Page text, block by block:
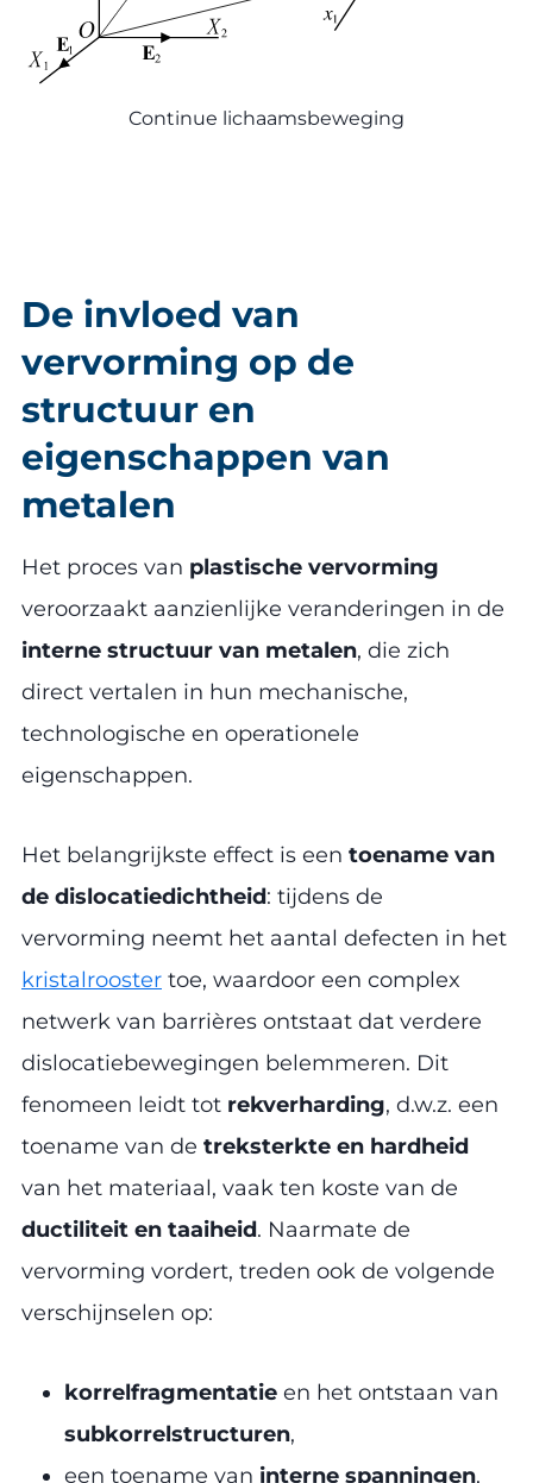
Continue lichaamsbeweging
De invloed van
vervorming op de
structuur en
eigenschappen van
metalen
Het proces van plastische vervorming
veroorzaakt aanzienlijke veranderingen in de
interne structuur van metalen, die zich
direct vertalen in hun mechanische,
technologische en operationele
eigenschappen.
Het belangrijkste effect is een toename van
de dislocatiedichtheid: tijdens de
vervorming neemt het aantal defecten in het
kristalrooster toe, waardoor een complex
netwerk van barrières ontstaat dat verdere
dislocatiebewegingen belemmeren. Dit
fenomeen leidt tot rekverharding, d.w.z. een
toename van de treksterkte en hardheid
van het materiaal, vaak ten koste van de
ductiliteit en taaiheid. Naarmate de
vervorming vordert, treden ook de volgende
verschijnselen op:
korrelfragmentatie en het ontstaan van
subkorrelstructuren,
een toename van interne spanningen,